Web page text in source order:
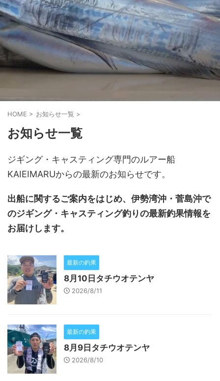
HOME > お知らせ一覧 >
お知らせ一覧
ジギング・キャスティング専門のルアー船
KAIEIMARUからの最新のお知らせです。
出船に関するご案内をはじめ、伊勢湾沖・菅島沖で
のジギング・キャスティング釣りの最新釣果情報を
お届けします。
最新の釣果
8月10日タチウオテンヤ
2026/8/11
最新の釣果
8月9日タチウオテンヤ
2026/8/10